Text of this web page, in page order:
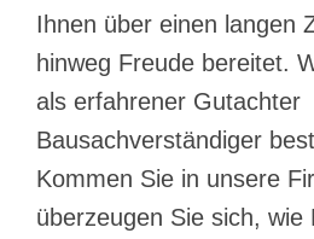
Ihnen über einen langen
hinweg Freude bereitet.
als erfahrener Gutachter
Bausachverständiger
Kommen Sie in unsere
überzeugen Sie sich, wie